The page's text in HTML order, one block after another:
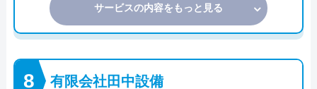
サービスの内容をもっと見る
有限会社田中設備